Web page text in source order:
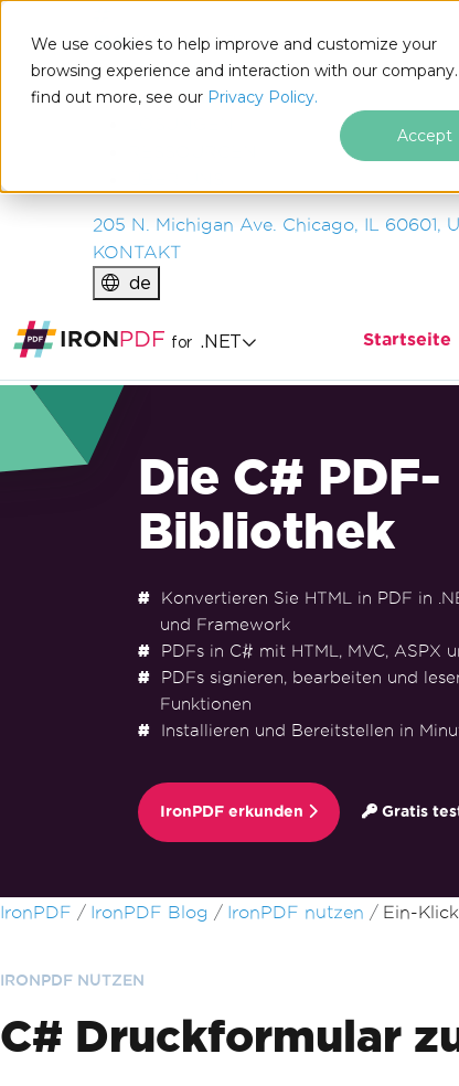
We use cookies to help improve and customize your
browsing experience and interaction with our company.
find out more, see our Privacy Policy.
Accept
IRONSOFTWARE
PRODUKTE
UNTERNEHMEN
205 N. Michigan Ave. Chicago, IL 60601,
KONTAKT
de
for .NET Startseite
Die C# PDF-
Bibliothek
Konvertieren Sie HTML in PDF in
und Framework
PDFs in C# mit HTML, MVC, ASPX
PDFs signieren, bearbeiten und
Funktionen
Installieren und Bereitstellen in
IronPDF erkunden Gratis
Zum Fußzeileninhalt springen
IronPDF IronPDF Blog IronPDF nutzen Ein-
IRONPDF NUTZEN
C# Druckformular